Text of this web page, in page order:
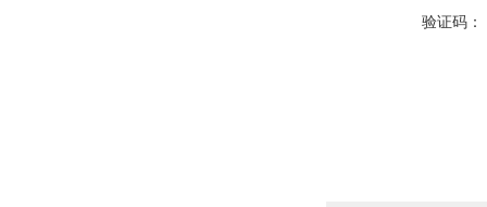
验证码：